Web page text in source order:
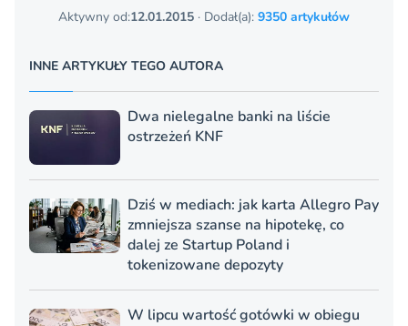
Aktywny od:12.01.2015 · Dodał(a): 9350 artykułów
INNE ARTYKUŁY TEGO AUTORA
Dwa nielegalne banki na liście
ostrzeżeń KNF
Dziś w mediach: jak karta Allegro Pay
zmniejsza szanse na hipotekę, co
dalej ze Startup Poland i
tokenizowane depozyty
W lipcu wartość gotówki w obiegu